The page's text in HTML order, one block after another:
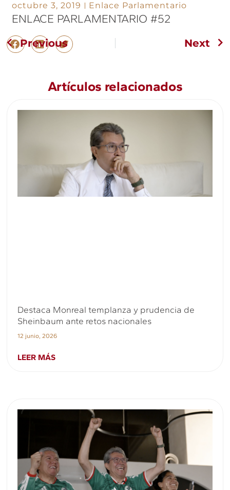
octubre 3, 2019 Enlace Parlamentario
ENLACE PARLAMENTARIO #52
Previous Next
Artículos relacionados
Destaca Monreal templanza y prudencia de
Sheinbaum ante retos nacionales
12 junio, 2026
LEER MÁS